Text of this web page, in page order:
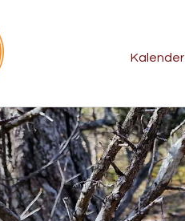
Kalender